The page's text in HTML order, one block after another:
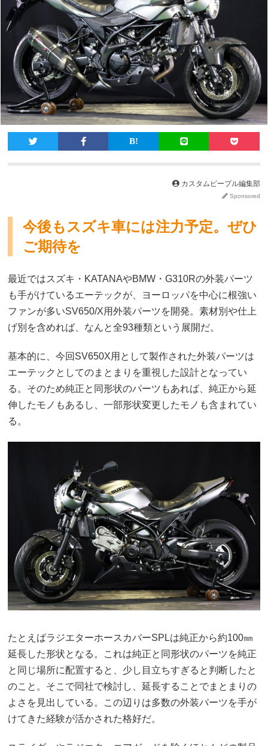
カスタムピープル編集部
Sponsored
今後もスズキ車には注力予定。ぜひ
ご期待を
最近ではスズキ・KATANAやBMW・G310Rの外装パーツ
も手がけているエーテックが、ヨーロッパを中心に根強い
ファンが多いSV650/X用外装パーツを開発。素材別や仕上
げ別を含めれば、なんと全93種類という展開だ。
基本的に、今回SV650X用として製作された外装パーツは
エーテックとしてのまとまりを重視した設計となってい
る。そのため純正と同形状のパーツもあれば、純正から延
伸したモノもあるし、一部形状変更したモノも含まれてい
る。
たとえばラジエターホースカバーSPLは純正から約100㎜
延長した形状となる。これは純正と同形状のパーツを純正
と同じ場所に配置すると、少し目立ちすぎると判断したと
のこと。そこで同社で検討し、延長することでまとまりの
よさを見出している。この辺りは多数の外装パーツを手が
けてきた経験が活かされた格好だ。